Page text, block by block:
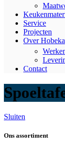
Service
Projecten
Over Hobeka
Contact
Sluiten
Ons assortiment